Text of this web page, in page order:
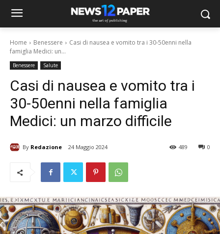
Home Benessere
Casi di nausea e vomito tra i 30-50enni nella
famiglia Medici: un...
Benessere Salute
Casi di nausea e vomito tra i
30-50enni nella famiglia
Medici: un marzo difficile
By Redazione 24 Maggio 2024 0
489